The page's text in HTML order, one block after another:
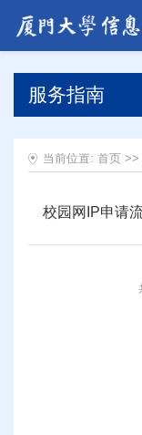
服务指南
当前位置: 首页 >>
校园网IP申请